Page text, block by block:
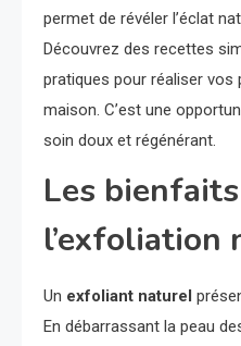
permet de révéler l’éclat
Découvrez des recettes
pratiques pour réaliser
maison. C’est une
soin doux et régénérant.
Les
l’exfoliation
Un exfoliant naturel
En débarrassant la peau